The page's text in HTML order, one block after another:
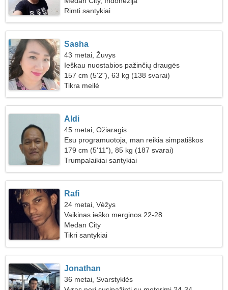
Rimti santykiai
Sasha
43 metai, Žuvys
Ieškau nuostabios pažinčių draugės
157 cm (5'2"), 63 kg (138 svarai)
Tikra meilė
Aldi
45 metai, Ožiaragis
Esu programuotoja, man reikia simpatiškos
moters
179 cm (5'11"), 85 kg (187 svarai)
Trumpalaikiai santykiai
Rafi
24 metai, Vėžys
Vaikinas ieško merginos 22-28
Medan City
Tikri santykiai
Jonathan
36 metai, Svarstyklės